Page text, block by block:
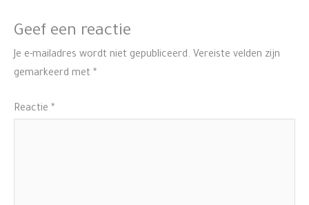
Geef een reactie
Je e-mailadres wordt niet gepubliceerd. Vereiste velden zijn
gemarkeerd met *
Reactie *